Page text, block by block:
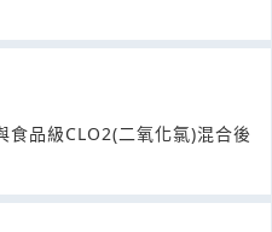
食品級CLO2(二氧化氯)混合後